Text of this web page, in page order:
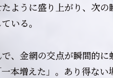
ように盛り上がり、次
いる。
、金網の交点が瞬間的
本増えた」。あり得な